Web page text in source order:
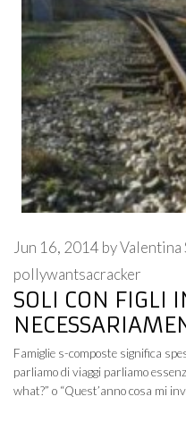
SOLI CON FIGLI
Jun 16, 2014 byValentina
pollywantsacracker
Famiglie s-composte significa
parliamo di viaggi parliamo
what?” o “Quest’anno cosa mi